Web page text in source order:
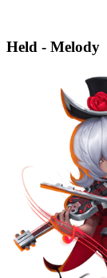
Held - Melody